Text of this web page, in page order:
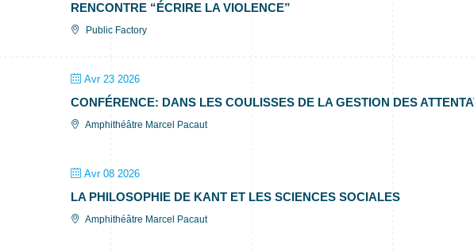
RENCONTRE “ÉCRIRE LA VIOLENCE”
Public Factory
Avr 23 2026
CONFÉRENCE: DANS LES COULISSES DE LA GESTION DES
Amphithéâtre Marcel Pacaut
Avr 08 2026
LA PHILOSOPHIE DE KANT ET LES SCIENCES SOCIALES
Amphithéâtre Marcel Pacaut